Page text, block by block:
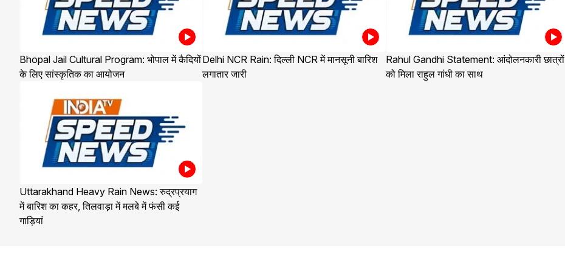
Bhopal Jail Cultural Program: भोपाल में कैदियों
के लिए सांस्कृतिक का आयोजन
Delhi NCR Rain: दिल्ली NCR में मानसूनी बारिश
लगातार जारी
Rahul Gandhi Statement: आंदोलनकारी छात्रों
को मिला राहुल गांधी का साथ
Uttarakhand Heavy Rain News: रुद्रप्रयाग
में बारिश का कहर, तिलवाड़ा में मलबे में फंसी कई
गाड़ियां